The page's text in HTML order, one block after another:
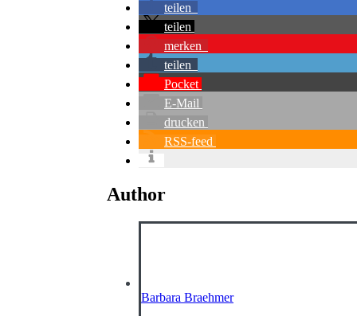
teilen
teilen
merken
teilen
Pocket
E-Mail
drucken
RSS-feed
Author
Barbara Braehmer